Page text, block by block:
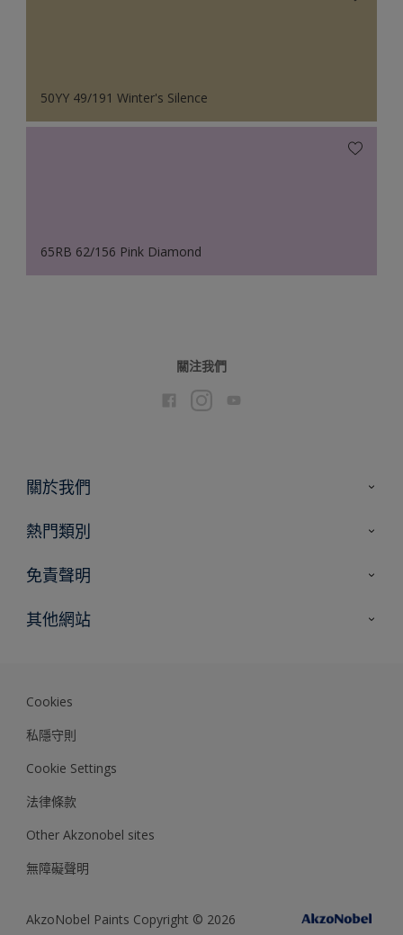
50YY 49/191 Winter's Silence
65RB 62/156 Pink Diamond
關注我們
關於我們
聯絡我們
熱門類別
尋找顏色
專家見解
免責聲明
色彩準確度
其他網站
Cookies
私隱守則
Cookie Settings
法律條款
Other Akzonobel sites
無障礙聲明
AkzoNobel Paints Copyright © 2026